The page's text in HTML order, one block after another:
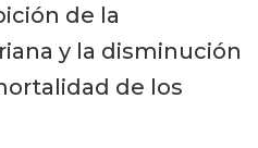
de la
y la disminución
de los